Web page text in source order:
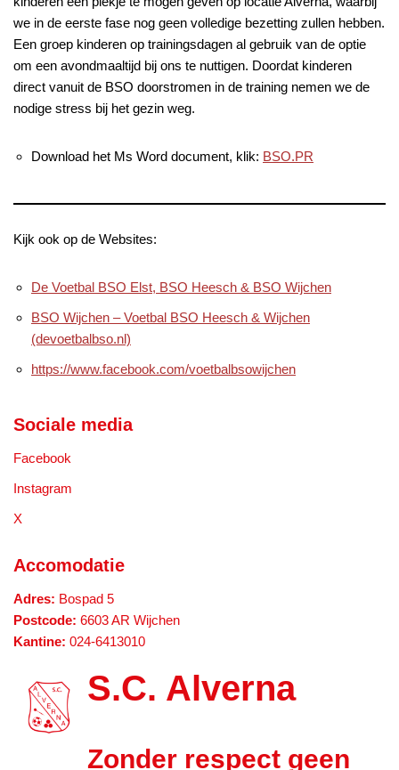
we in de eerste fase nog geen volledige bezetting zullen hebben.
Een groep kinderen op trainingsdagen al gebruik van de optie
om een avondmaaltijd bij ons te nuttigen. Doordat kinderen
direct vanuit de BSO doorstromen in de training nemen we de
nodige stress bij het gezin weg.
Download het Ms Word document, klik: BSO.PR
Kijk ook op de Websites:
De Voetbal BSO Elst, BSO Heesch & BSO Wijchen
BSO Wijchen – Voetbal BSO Heesch & Wijchen
(devoetbalbso.nl)
https://www.facebook.com/voetbalbsowijchen
Sociale media
Facebook
Instagram
X
Accomodatie
Adres: Bospad 5
Postcode: 6603 AR Wijchen
Kantine: 024-6413010
S.C. Alverna
Zonder respect geen